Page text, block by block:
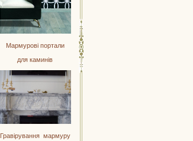
Мармурові портали
для каминів
Гравірування мармуру